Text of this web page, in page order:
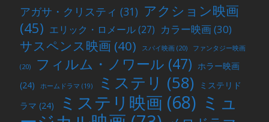
アガサ・クリスティ (31) アクション映画
(45) エリック・ロメール(27) カラー映画(30)
サスペンス映画 (40) スパイ映画 (20) ファンタジー映画
(20) フィルム・ノワール (47) ホラー映画
(24)
ホームドラマ (19) ミステリ (58)
ミステリド
ラマ (24) ミステリ映画 (68) ミュ